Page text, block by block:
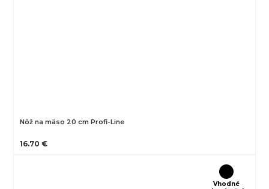
Nôž na mäso 20 cm Profi-Line
16.70 €
Vhodné